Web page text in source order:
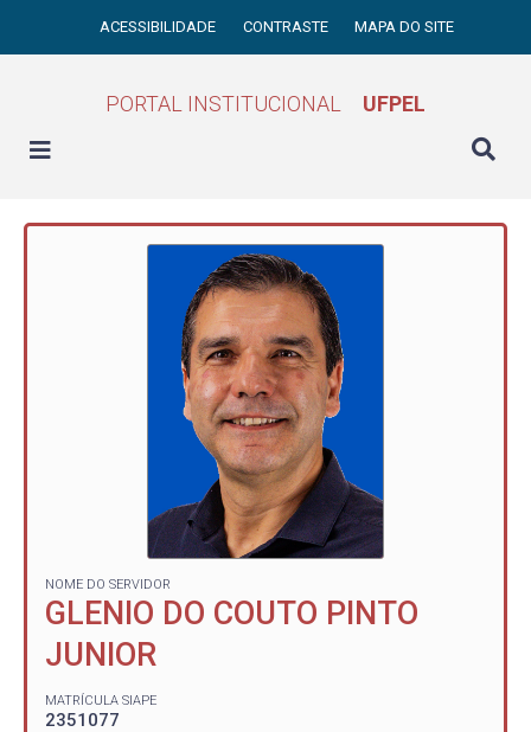
ACESSIBILIDADE CONTRASTE MAPA DO SITE
PORTAL INSTITUCIONAL UFPEL
NOME DO SERVIDOR
GLENIO DO COUTO PINTO
JUNIOR
MATRÍCULA SIAPE
2351077